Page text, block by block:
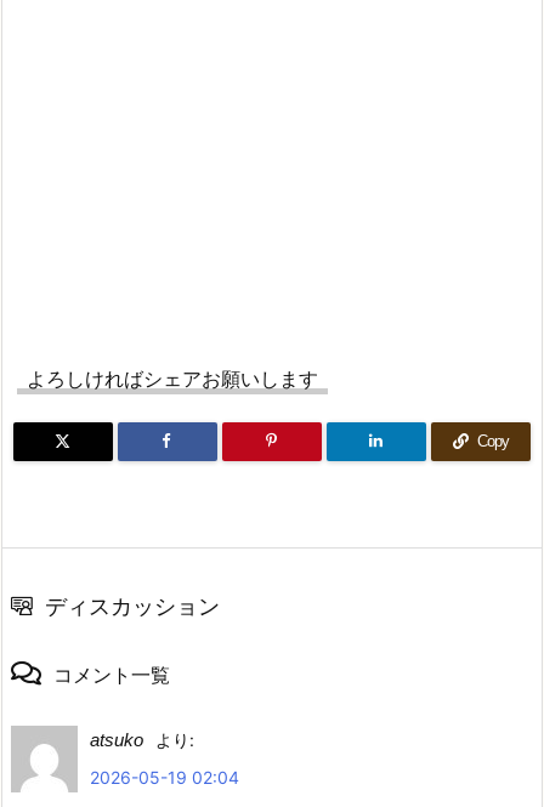
よろしければシェアお願いします
Copy
ディスカッション
コメント一覧
atsuko
より:
2026-05-19 02:04